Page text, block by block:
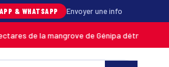
& WHATSAPP Envoyer une info
de Génipa détruits, le feu